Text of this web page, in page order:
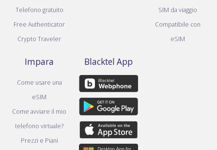
Telefono gratuito
Free Authenticator
Crypto Traveler
SIM da viaggio
Compatibile con
eSIM
Impara
Come usare una
eSIM
Come avviare il mio
telefono virtuale?
Prezzi e Piani
Blacktel App